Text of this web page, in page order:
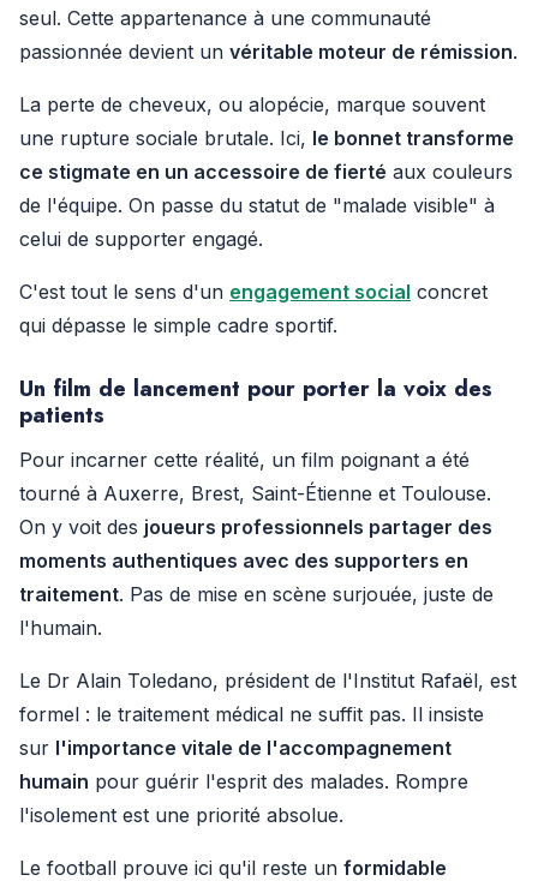
seul. Cette appartenance à une communauté
passionnée devient un véritable moteur de rémission.
La perte de cheveux, ou alopécie, marque souvent
une rupture sociale brutale. Ici, le bonnet transforme
ce stigmate en un accessoire de fierté aux couleurs
de l'équipe. On passe du statut de "malade visible" à
celui de supporter engagé.
C'est tout le sens d'un engagement social concret
qui dépasse le simple cadre sportif.
Un film de lancement pour porter la voix des
patients
Pour incarner cette réalité, un film poignant a été
tourné à Auxerre, Brest, Saint-Étienne et Toulouse.
On y voit des joueurs professionnels partager des
moments authentiques avec des supporters en
traitement. Pas de mise en scène surjouée, juste de
l'humain.
Le Dr Alain Toledano, président de l'Institut Rafaël, est
formel : le traitement médical ne suffit pas. Il insiste
sur l'importance vitale de l'accompagnement
humain pour guérir l'esprit des malades. Rompre
l'isolement est une priorité absolue.
Le football prouve ici qu'il reste un formidable